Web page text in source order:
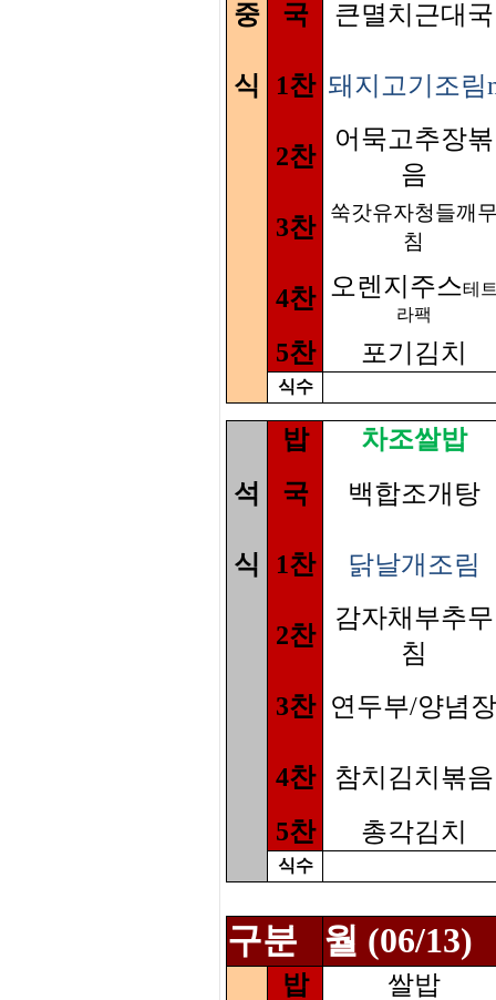
중 국 큰멸치근대국
식 1찬 돼지고기조림
2찬
어묵고추장볶
음
3찬
쑥갓유자청들깨
침
4찬 오렌지주스테
라팩
5찬 포기김치
식수
밥
차조쌀밥
석
국 백합조개탕
식 1찬 닭날개조림
2찬
감자채부추무
침
3찬 연두부/양념장
4찬
참치김치볶음
5찬
총각김치
식수
구분 월 (06/13)
밥
쌀밥